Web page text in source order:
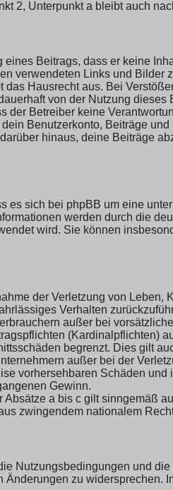
2, Unterpunkt a bleibt auch
eines Beitrags, dass er keine
verwendeten Links und Bilder
das Hausrecht aus. Bei
von der Nutzung
der Betreiber keine
Benutzerkonto, Beiträge
hinaus, deine Beiträge
es sich bei phpBB um eine unter
werden durch die
wird. Sie können
der Verletzung von
Verhalten
außer bei
(Kardinalpflichten)
begrenzt. Dies gilt
außer bei der
vorhersehbaren Schäden
Gewinn.
Absätze a bis c gilt sinngemäß
zwingendem nationalem
Nutzungsbedingungen und
Änderungen zu